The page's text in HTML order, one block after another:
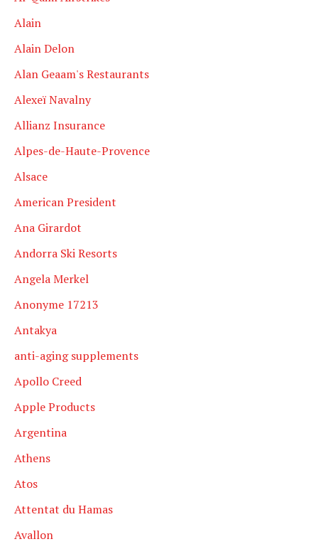
Alain
Alain Delon
Alan Geaam's Restaurants
Alexeï Navalny
Allianz Insurance
Alpes-de-Haute-Provence
Alsace
American President
Ana Girardot
Andorra Ski Resorts
Angela Merkel
Anonyme 17213
Antakya
anti-aging supplements
Apollo Creed
Apple Products
Argentina
Athens
Atos
Attentat du Hamas
Avallon